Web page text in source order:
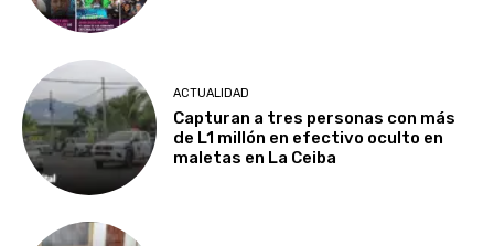
ACTUALIDAD
Capturan a tres personas con más
de L1 millón en efectivo oculto en
maletas en La Ceiba